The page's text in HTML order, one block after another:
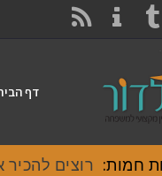
TUMBLR
דף
חמות: רוצים להכיר